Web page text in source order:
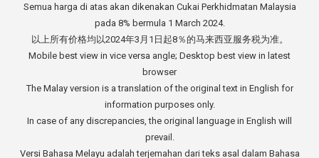
Semua harga di atas akan dikenakan Cukai Perkhidmatan Malaysia
pada 8% bermula 1 March 2024.
以上所有价格均以2024年3月1日起8％的马来西亚服务税为准。
Mobile best view in vice versa angle; Desktop best view in latest
browser
The Malay version is a translation of the original text in English for
information purposes only.
In case of any discrepancies, the original language in English will
prevail.
Versi Bahasa Melayu adalah terjemahan dari teks asal dalam Bahasa